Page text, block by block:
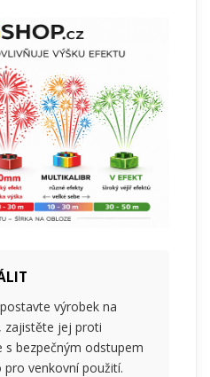
výrobek na
zajistěte jej proti
s bezpečným odstupem
venkovní použití.